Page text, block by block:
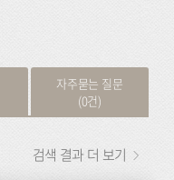
자주묻는 질문
(0건)
검색 결과 더 보기